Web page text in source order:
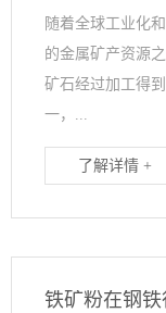
随着全球工业化
的金属矿产资源
矿石经过加工得
一，...
了解详情 +
铁矿粉在钢